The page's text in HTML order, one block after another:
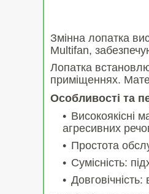
Змінна лопатка
Multifan,
Лопатка
приміщеннях.
Особливості та
Високоякісні
агресивних
Простота
Сумісність: